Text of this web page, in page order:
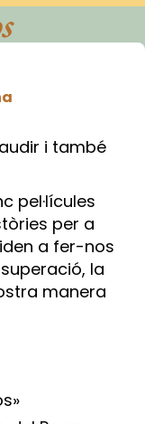
i també
pel·lícules
per a
a fer-nos
la
manera